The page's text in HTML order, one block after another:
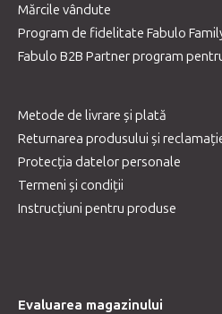
Mărcile vândute
Program de fidelitate Fabulo
Fabulo B2B Partner program
Metode de livrare și plată
Returnarea produsului și
Protecția datelor personale
Termeni și condiții
Instrucțiuni pentru produse
Evaluarea magazinului